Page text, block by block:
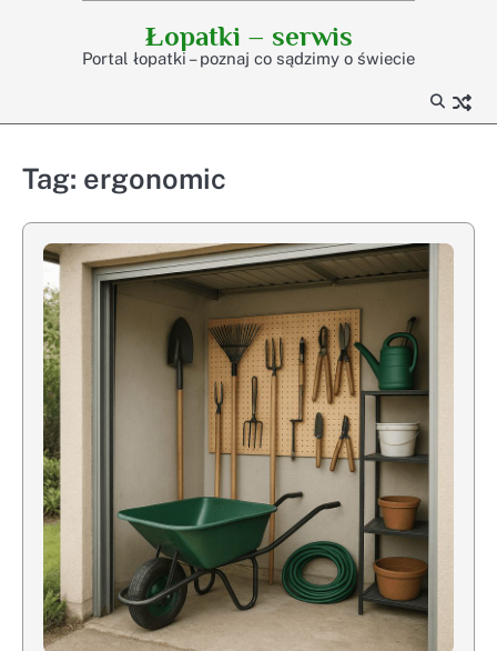
Łopatki – serwis
Portal łopatki – poznaj co sądzimy o świecie
Tag: ergonomic